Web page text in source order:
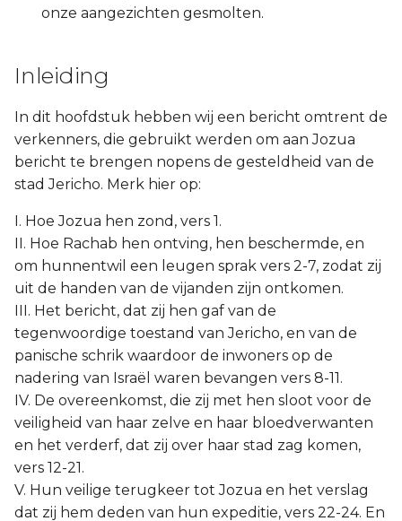
onze aangezichten gesmolten.
Inleiding
In dit hoofdstuk hebben wij een bericht omtrent de
verkenners, die gebruikt werden om aan Jozua
bericht te brengen nopens de gesteldheid van de
stad Jericho. Merk hier op:
I. Hoe Jozua hen zond, vers 1.
II. Hoe Rachab hen ontving, hen beschermde, en
om hunnentwil een leugen sprak vers 2-7, zodat zij
uit de handen van de vijanden zijn ontkomen.
III. Het bericht, dat zij hen gaf van de
tegenwoordige toestand van Jericho, en van de
panische schrik waardoor de inwoners op de
nadering van Israël waren bevangen vers 8-11.
IV. De overeenkomst, die zij met hen sloot voor de
veiligheid van haar zelve en haar bloedverwanten
en het verderf, dat zij over haar stad zag komen,
vers 12-21.
V. Hun veilige terugkeer tot Jozua en het verslag
dat zij hem deden van hun expeditie, vers 22-24. En